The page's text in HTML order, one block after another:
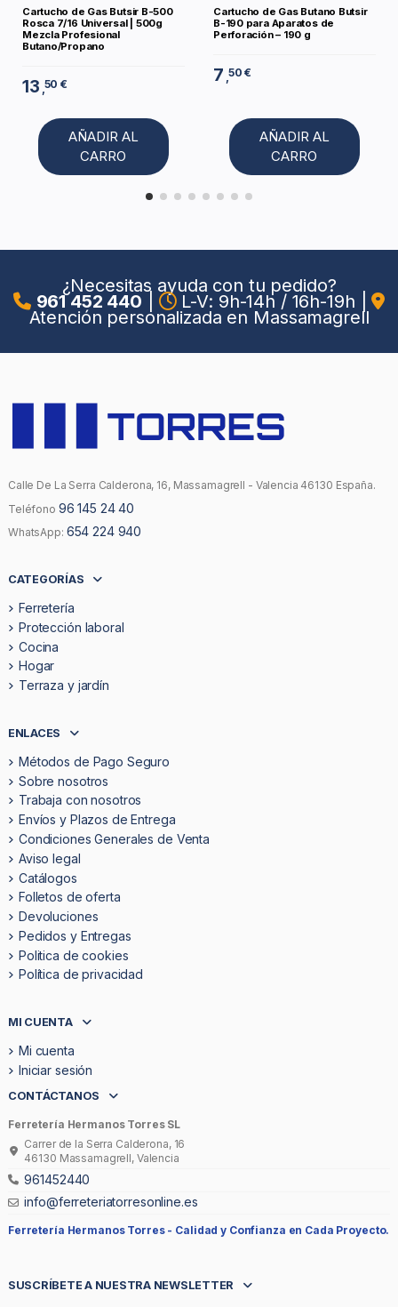
Cartucho de Gas Butsir B-500
Rosca 7/16 Universal | 500g
Mezcla Profesional
Butano/Propano
13 ,50 €
AÑADIR AL
CARRO
Cartucho de Gas Butano Butsir
B-190 para Aparatos de
Perforación – 190 g
7 ,50 €
AÑADIR AL
CARRO
¿Necesitas ayuda con tu pedido?
961 452 440 L-V: 9h-14h / 16h-19h
Atención personalizada en Massamagrell
Calle De La Serra Calderona, 16, Massamagrell - Valencia 46130 España.
Teléfono 96 145 24 40
WhatsApp: 654 224 940
CATEGORÍAS
Ferretería
Protección laboral
Cocina
Hogar
Terraza y jardín
ENLACES
Métodos de Pago Seguro
Sobre nosotros
Trabaja con nosotros
Envíos y Plazos de Entrega
Condiciones Generales de Venta
Aviso legal
Catálogos
Folletos de oferta
Devoluciones
Pedidos y Entregas
Politica de cookies
Política de privacidad
MI CUENTA
Mi cuenta
Iniciar sesión
CONTÁCTANOS
Ferretería Hermanos Torres SL
Carrer de la Serra Calderona, 16
46130 Massamagrell, Valencia
961452440
info@ferreteriatorresonline.es
Ferretería Hermanos Torres - Calidad y Confianza en Cada Proyecto.
SUSCRÍBETE A NUESTRA NEWSLETTER